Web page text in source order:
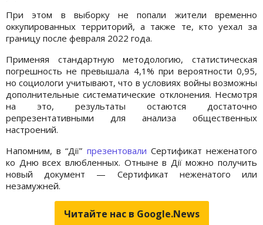
При этом в выборку не попали жители временно
оккупированных территорий, а также те, кто уехал за
границу после февраля 2022 года.
Применяя стандартную методологию, статистическая
погрешность не превышала 4,1% при вероятности 0,95,
но социологи учитывают, что в условиях войны возможны
дополнительные систематические отклонения. Несмотря
на это, результаты остаются достаточно
репрезентативными для анализа общественных
настроений.
Напомним, в “Дії” презентовали Сертификат неженатого
ко Дню всех влюбленных. Отныне в Дії можно получить
новый документ — Сертификат неженатого или
незамужней.
Читайте нас в Google.News